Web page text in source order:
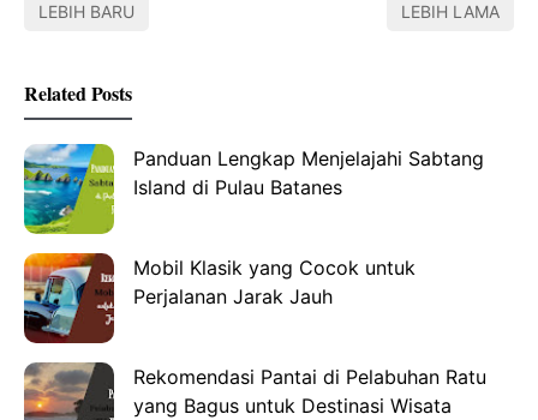
LEBIH BARU LEBIH LAMA
Related Posts
Panduan Lengkap Menjelajahi Sabtang
Island di Pulau Batanes
Mobil Klasik yang Cocok untuk
Perjalanan Jarak Jauh
Rekomendasi Pantai di Pelabuhan Ratu
yang Bagus untuk Destinasi Wisata